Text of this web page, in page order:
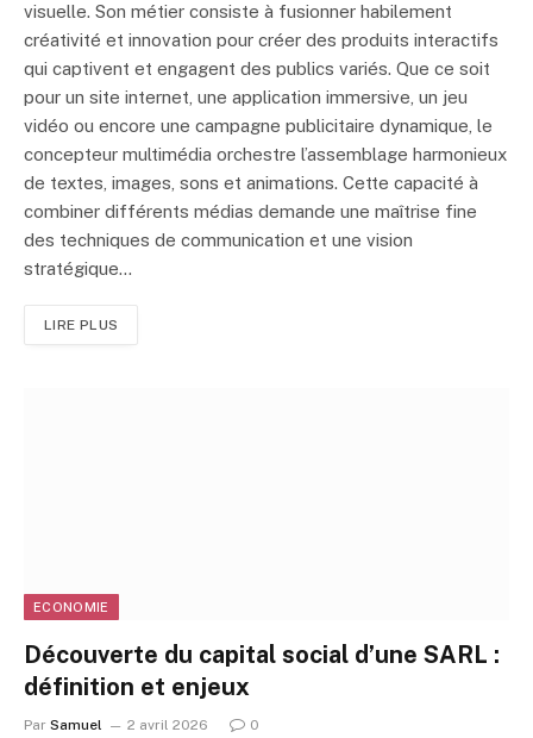
visuelle. Son métier consiste à fusionner habilement
créativité et innovation pour créer des produits interactifs
qui captivent et engagent des publics variés. Que ce soit
pour un site internet, une application immersive, un jeu
vidéo ou encore une campagne publicitaire dynamique, le
concepteur multimédia orchestre l’assemblage harmonieux
de textes, images, sons et animations. Cette capacité à
combiner différents médias demande une maîtrise fine
des techniques de communication et une vision
stratégique…
LIRE PLUS
ECONOMIE
Découverte du capital social d’une SARL :
définition et enjeux
Par Samuel 2 avril 2026 0